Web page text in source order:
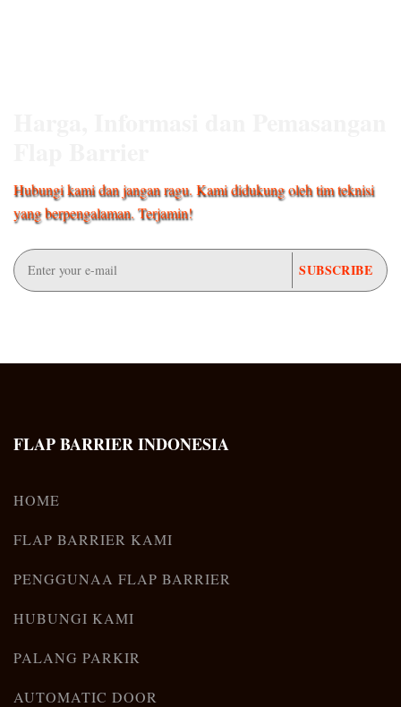
Hubungi kami dan jangan ragu. Kami didukung oleh tim teknisi
yang berpengalaman. Terjamin!
FLAP BARRIER INDONESIA
HOME
FLAP BARRIER KAMI
PENGGUNAA FLAP BARRIER
HUBUNGI KAMI
PALANG PARKIR
AUTOMATIC DOOR